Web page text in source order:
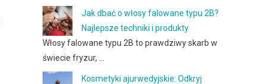
Jak dbać o włosy falowane typu 2B?
Najlepsze techniki i produkty
Włosy falowane typu 2B to prawdziwy skarb w
świecie fryzur, …
Kosmetyki ajurwedyjskie: Odkryj